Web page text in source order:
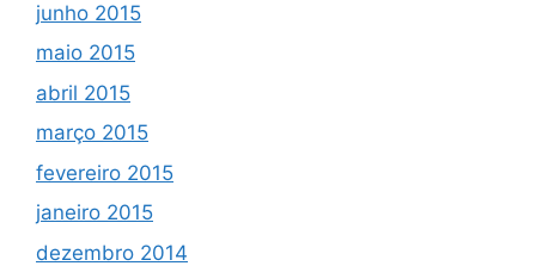
junho 2015
maio 2015
abril 2015
março 2015
fevereiro 2015
janeiro 2015
dezembro 2014